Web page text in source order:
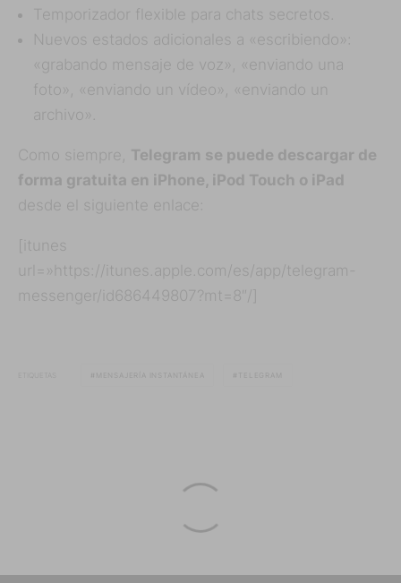
Temporizador flexible para chats secretos.
Nuevos estados adicionales a «escribiendo»:
«grabando mensaje de voz», «enviando una
foto», «enviando un vídeo», «enviando un
archivo».
Como siempre, Telegram se puede descargar de
forma gratuita en iPhone, iPod Touch o iPad
desde el siguiente enlace:
[itunes
url=»https://itunes.apple.com/es/app/telegram-
messenger/id686449807?mt=8″/]
MENSAJERÍA INSTANTÁNEA TELEGRAM